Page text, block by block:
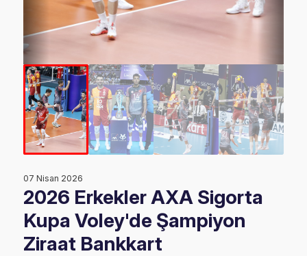
07 Nisan 2026
2026 Erkekler AXA Sigorta
Kupa Voley'de Şampiyon
Ziraat Bankkart